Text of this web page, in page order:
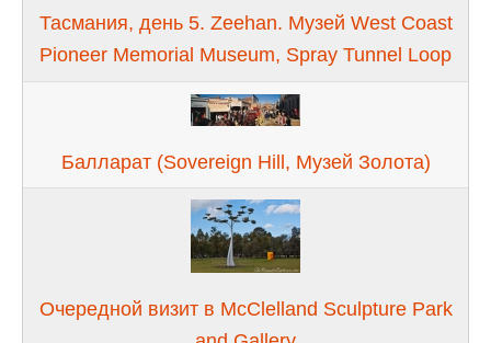
Тасмания, день 5. Zeehan. Музей West Coast
Pioneer Memorial Museum, Spray Tunnel Loop
Балларат (Sovereign Hill, Музей Золота)
Очередной визит в McClelland Sculpture Park